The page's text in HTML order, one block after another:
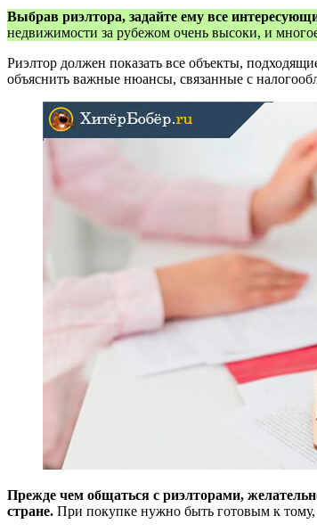
Выбрав риэлтора, задайте ему все
недвижимости за рубежом очень высоки, и
Риэлтор должен показать все объекты,
объяснить важные нюансы, связанные с
Прежде чем общаться с риэлторами,
стране. При покупке нужно быть готовым к тому,